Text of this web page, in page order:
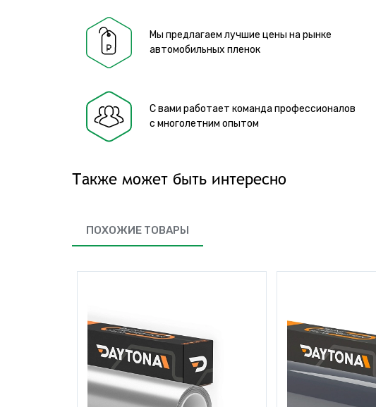
Мы предлагаем лучшие цены на рынке
автомобильных пленок
С вами работает команда профессионалов
с многолетним опытом
Также может быть интересно
ПОХОЖИЕ ТОВАРЫ